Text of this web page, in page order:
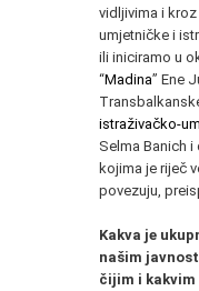
vidljivima i
umjetničke i
ili iniciramo u
“Madina” Ene
istraživačko-
Selma Banich
kojima je riječ
povezuju,
Kakva je
našim
čijim i